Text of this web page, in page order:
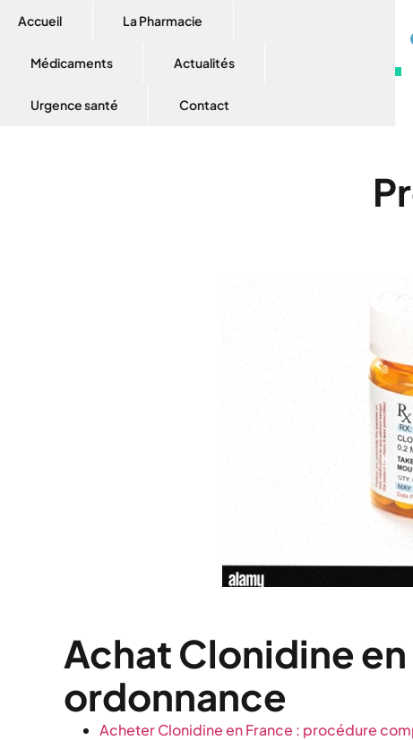
Accueil La Pharmacie
Médicaments Actualités
Urgence santé Contact
Achat Clonidine en
ordonnance
Acheter Clonidine en France : procédure